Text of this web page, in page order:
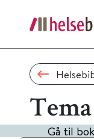
Tema
Gå til